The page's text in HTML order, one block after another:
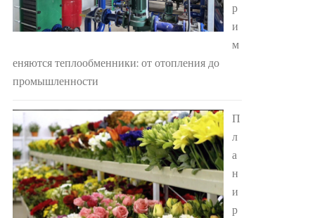
р
и
м
еняются теплообменники: от отопления до
промышленности
П
л
а
н
и
р